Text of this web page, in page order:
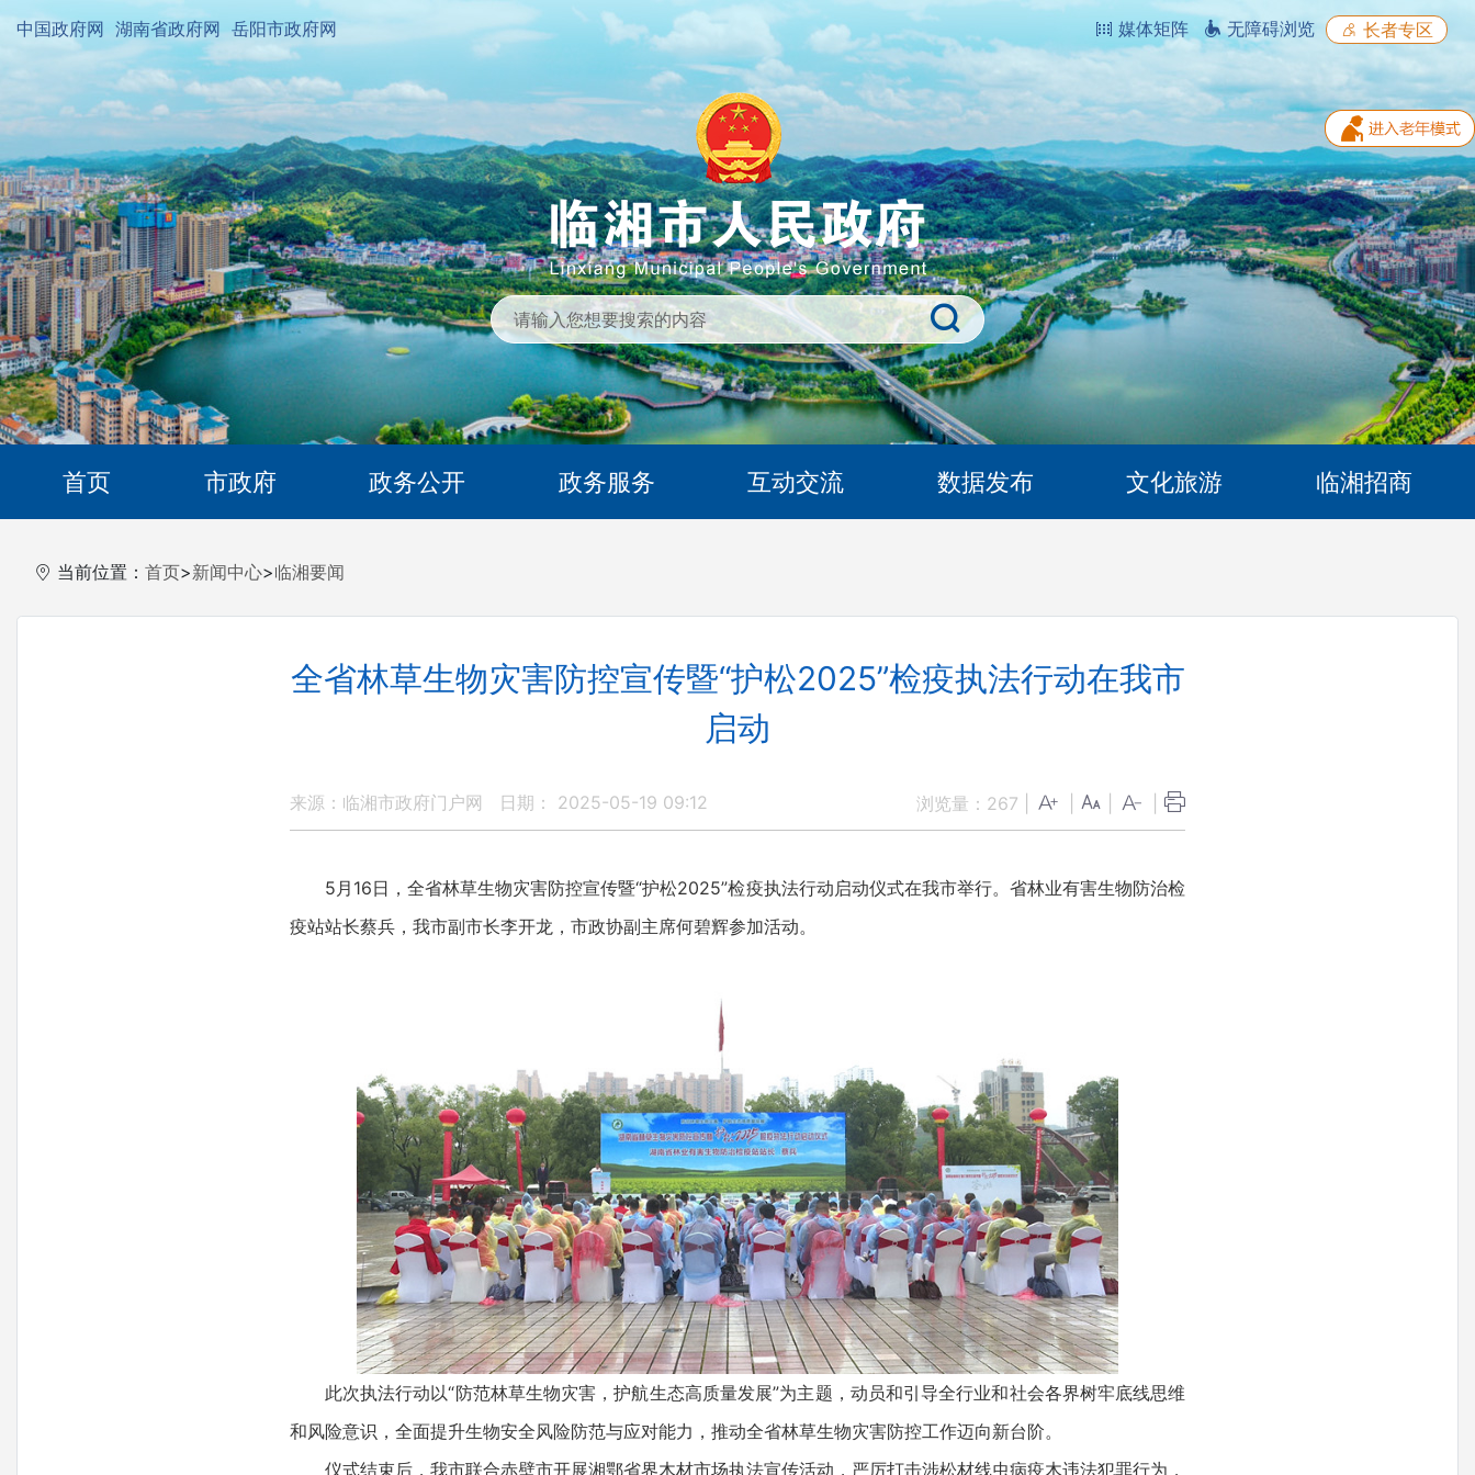
中国政府网 湖南省政府网 岳阳市政府网 媒体矩阵 无障碍浏览 长者专区
首页 市政府 政务公开 政务服务 互动交流 数据发布 文化旅游 临湘招商
当前位置： 首页>新闻中心>临湘要闻
全省林草生物灾害防控宣传暨“护松2025”检疫执法行动在我市
启动
来源：临湘市政府门户网 日期： 2025-05-19 09:12 浏览量： 267
5月16日，全省林草生物灾害防控宣传暨“护松2025”检疫执法行动启动仪式在我市举行。省林业有害生物防治检
疫站站长蔡兵，我市副市长李开龙，市政协副主席何碧辉参加活动。
此次执法行动以“防范林草生物灾害，护航生态高质量发展”为主题，动员和引导全行业和社会各界树牢底线思维
和风险意识，全面提升生物安全风险防范与应对能力，推动全省林草生物灾害防控工作迈向新台阶。
仪式结束后，我市联合赤壁市开展湘鄂省界木材市场执法宣传活动，严厉打击涉松材线虫病疫木违法犯罪行为，